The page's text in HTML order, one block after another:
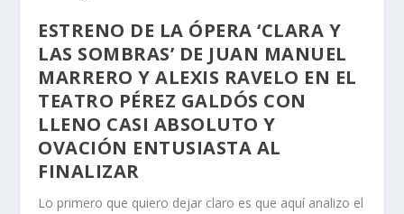
ESTRENO DE LA ÓPERA ‘CLARA Y
LAS SOMBRAS’ DE JUAN MANUEL
MARRERO Y ALEXIS RAVELO EN EL
TEATRO PÉREZ GALDÓS CON
LLENO CASI ABSOLUTO Y
OVACIÓN ENTUSIASTA AL
FINALIZAR
Lo primero que quiero dejar claro es que aquí analizo el